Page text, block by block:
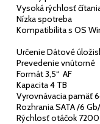
Vysoká rýchlosť
Nízka spotreba
Kompatibilita s OS
Určenie Dátové
Prevedenie vnútorné
Formát 3,5“ AF
Kapacita 4 TB
Vyrovnávacia pamäť
Rozhrania SATA /6
Rýchlosť otáčok 7200